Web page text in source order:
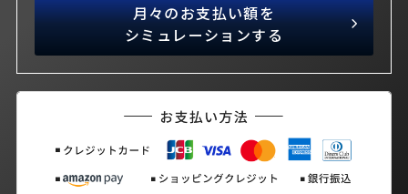
月々のお支払い額を
シミュレーションする